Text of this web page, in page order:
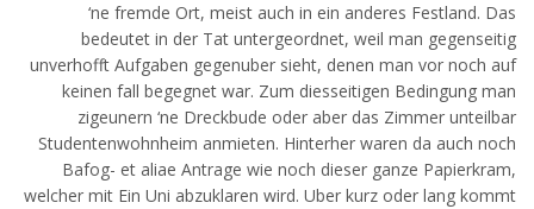
‘ne fremde Ort, meist auch in ein anderes Festland. Das
bedeutet in der Tat untergeordnet, weil man gegenseitig
unverhofft Aufgaben gegenuber sieht, denen man vor noch auf
keinen fall begegnet war. Zum diesseitigen Bedingung man
zigeunern ‘ne Dreckbude oder aber das Zimmer unteilbar
Studentenwohnheim anmieten. Hinterher waren da auch noch
Bafog- et aliae Antrage wie noch dieser ganze Papierkram,
welcher mit Ein Uni abzuklaren wird. Uber kurz oder lang kommt